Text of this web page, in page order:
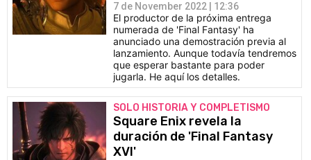
7 de November 2022 | 12:36
El productor de la próxima entrega
numerada de 'Final Fantasy' ha
anunciado una demostración previa al
lanzamiento. Aunque todavía tendremos
que esperar bastante para poder
jugarla. He aquí los detalles.
SOLO HISTORIA Y COMPLETISMO
Square Enix revela la
duración de 'Final Fantasy
XVI'